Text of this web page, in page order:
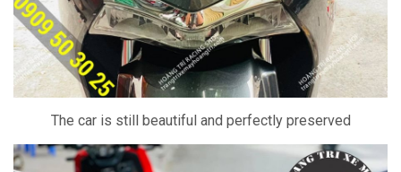
The car is still beautiful and perfectly preserved